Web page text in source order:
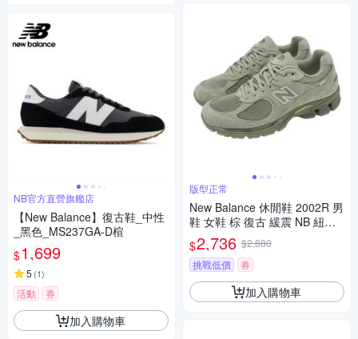
NB官方直營旗艦店
【New Balance】復古鞋_中性
_黑色_MS237GA-D楦
$1,699
5 (1)
活動 券
加入購物車
版型正常
New Balance 休閒鞋 2002R 男
鞋 女鞋 棕 復古 緩震 NB 紐巴
倫U2002RP-D
$2,736 $2,880
挑戰低價
券
加入購物車